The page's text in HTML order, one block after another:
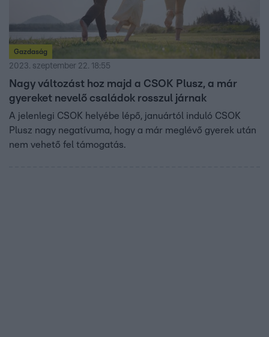
Gazdaság
2023. szeptember 22. 18:55
Nagy változást hoz majd a CSOK Plusz, a már
gyereket nevelő családok rosszul járnak
A jelenlegi CSOK helyébe lépő, januártól induló CSOK
Plusz nagy negatívuma, hogy a már meglévő gyerek után
nem vehető fel támogatás.